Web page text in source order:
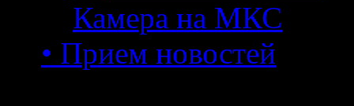
Камера на МКС
• Прием новостей